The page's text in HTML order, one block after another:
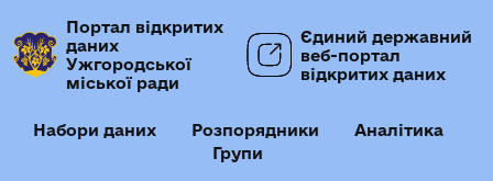
Портал відкритих
даних
Ужгородської
міської ради
Єдиний державний
веб-портал
відкритих даних
Набори даних Розпорядники
Аналітика
Групи